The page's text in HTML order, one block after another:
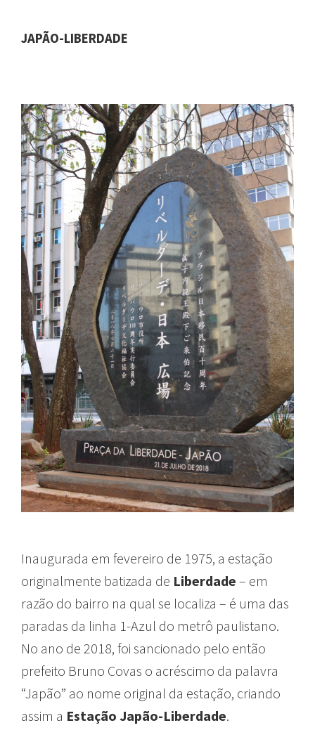
JAPÃO-LIBERDADE
Inaugurada em fevereiro de 1975, a estação
originalmente batizada de Liberdade – em
razão do bairro na qual se localiza – é uma das
paradas da linha 1-Azul do metrô paulistano.
No ano de 2018, foi sancionado pelo então
prefeito Bruno Covas o acréscimo da palavra
“Japão” ao nome original da estação, criando
assim a Estação Japão-Liberdade.